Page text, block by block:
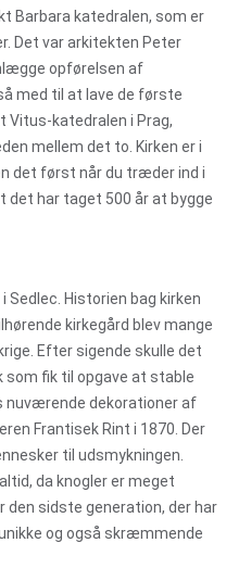
Barbara katedralen, som er
Det var arkitekten Peter
opførelsen af
med til at lave de første
Vitus-katedralen i Prag,
mellem det to. Kirken er i
det først når du træder ind i
det har taget 500 år at bygge
Sedlec. Historien bag kirken
kirkegård blev mange
Efter sigende skulle det
som fik til opgave at stable
nuværende dekorationer af
Frantisek Rint i 1870. Der
til udsmykningen.
da knogler er meget
den sidste generation, der har
og også skræmmende